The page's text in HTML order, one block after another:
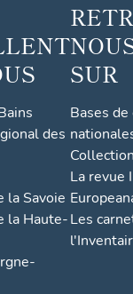
des
la Savoie
la Haute-
SUR
Bases
La revue
Les